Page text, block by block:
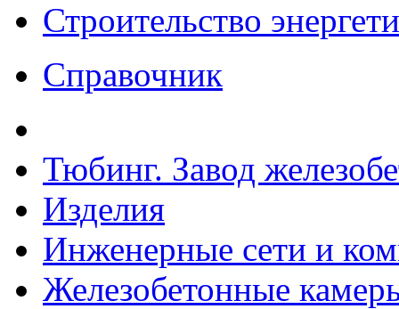
Строительство
Справочник
Тюбинг. Завод
Изделия
Инженерные сети и
Железобетонные